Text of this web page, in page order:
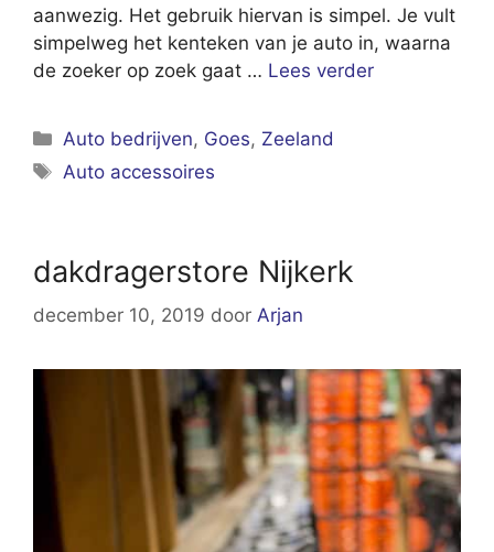
aanwezig. Het gebruik hiervan is simpel. Je vult
simpelweg het kenteken van je auto in, waarna
de zoeker op zoek gaat … Lees verder
Categorieën
Auto bedrijven, Goes, Zeeland
Tags
Auto accessoires
dakdragerstore Nijkerk
december 10, 2019 door Arjan